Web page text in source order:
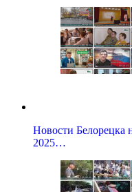
Новости Белорецка
2025…